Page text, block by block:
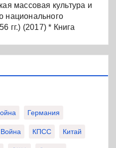
массовая культура и
национального
гг.) (2017) * Книга
Германия
КПСС Китай